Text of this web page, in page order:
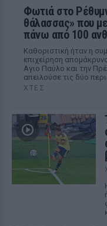
Φωτιά στο
θάλασσας» που
πάνω από 100
Καθοριστική ήταν η
επιχείρηση
Αγιο Παύλο και την
απειλούσε τις δύο
ΧΤΕΣ